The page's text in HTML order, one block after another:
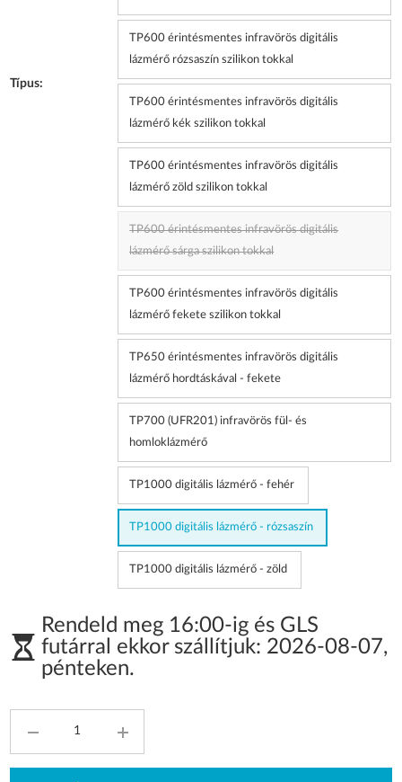
Típus:
TP600 érintésmentes infravörös digitális
lázmérő rózsaszín szilikon tokkal
TP600 érintésmentes infravörös digitális
lázmérő kék szilikon tokkal
TP600 érintésmentes infravörös digitális
lázmérő zöld szilikon tokkal
TP600 érintésmentes infravörös digitális
lázmérő sárga szilikon tokkal
TP600 érintésmentes infravörös digitális
lázmérő fekete szilikon tokkal
TP650 érintésmentes infravörös digitális
lázmérő hordtáskával - fekete
TP700 (UFR201) infravörös fül- és
homloklázmérő
TP1000 digitális lázmérő - fehér
TP1000 digitális lázmérő - rózsaszín
TP1000 digitális lázmérő - zöld
Rendeld meg 16:00-ig és GLS
futárral ekkor szállítjuk: 2026-08-07,
pénteken.